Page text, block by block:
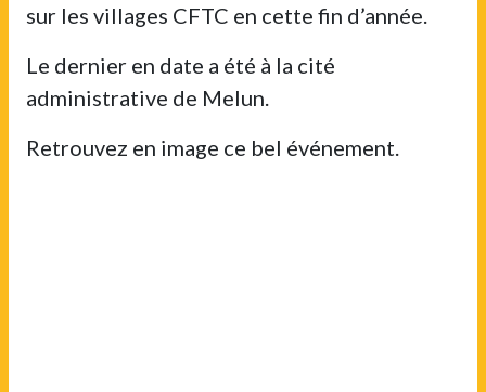
sur les villages CFTC en cette fin d’année.
Le dernier en date a été à la cité
administrative de Melun.
Retrouvez en image ce bel événement.